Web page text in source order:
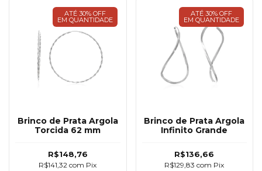
ATÉ 30% OFF
EM QUANTIDADE
Brinco de Prata Argola
Torcida 62 mm
R$148,76
R$141,32com Pix
ATÉ 30% OFF
EM QUANTIDADE
Brinco de Prata Argola
Infinito Grande
R$136,66
R$129,83com Pix